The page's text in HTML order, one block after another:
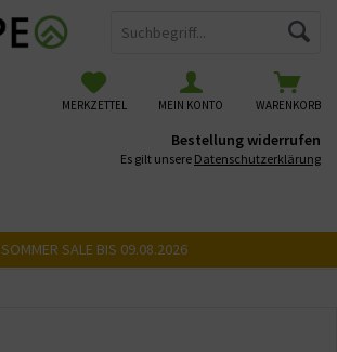
WARENKORB
MERKZETTEL MEIN KONTO
Bestellung widerrufen
Es gilt unsere Datenschutzerklärung
SOMMER SALE BIS 09.08.2026